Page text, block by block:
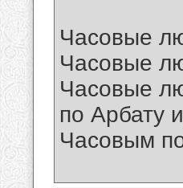
Часовые
Часовые
Часовые
по Арбату
Часовым